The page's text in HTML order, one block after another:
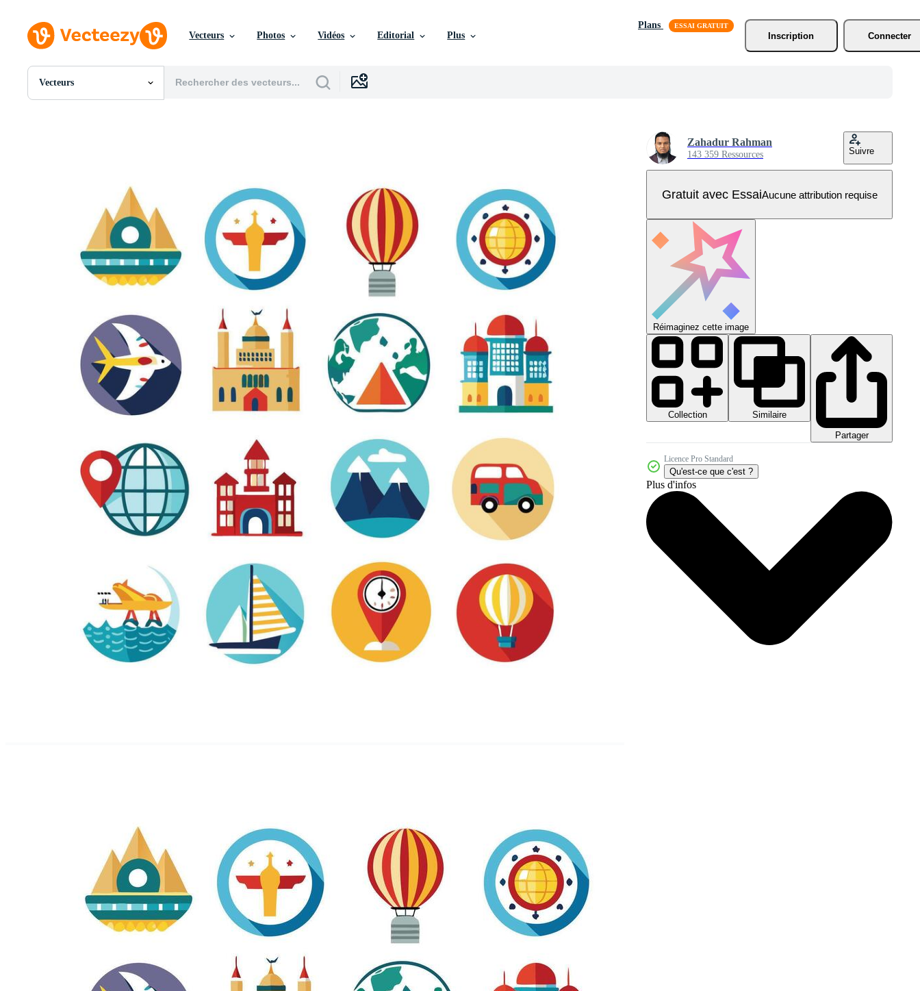
Vecteurs Photos Vidéos Editorial Plus
Plans
Inscription
Connecter
Vecteurs
Toutes Images
Motion graphics
Images Éditoriales
Événements Éditoriaux
Zahadur Rahman
143 359 Ressources Suivre
Gratuit avec EssaiAucune attribution requise
Réimaginez cette image
Collection
Similaire
Partager
Licence Pro Standard
Qu'est-ce que c'est ?
Plus d'infos